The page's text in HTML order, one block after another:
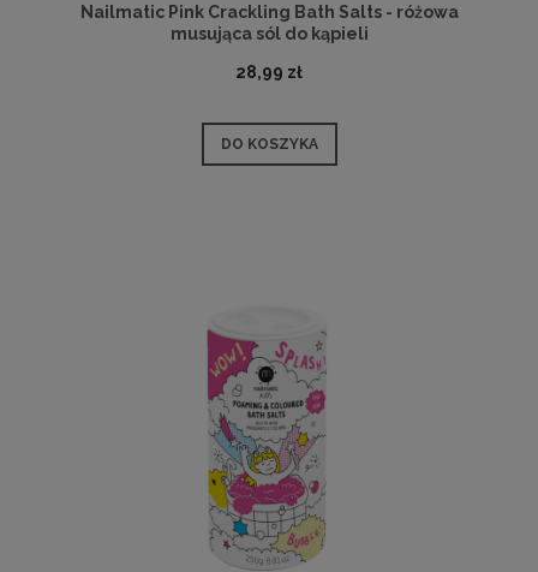
Nailmatic Pink Crackling Bath Salts - różowa
musująca sól do kąpieli
28,99 zł
DO KOSZYKA